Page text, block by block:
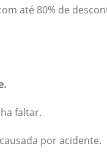
até 80% de
faltar.
por acidente.